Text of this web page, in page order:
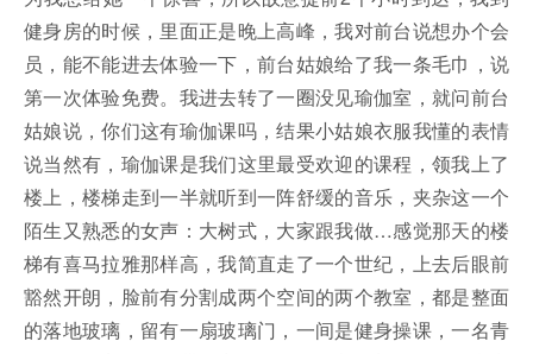
健身房的时候，里面正是晚上高峰，我对前台说想办个会
员，能不能进去体验一下，前台姑娘给了我一条毛巾，说
第一次体验免费。我进去转了一圈没见瑜伽室，就问前台
姑娘说，你们这有瑜伽课吗，结果小姑娘衣服我懂的表情
说当然有，瑜伽课是我们这里最受欢迎的课程，领我上了
楼上，楼梯走到一半就听到一阵舒缓的音乐，夹杂这一个
陌生又熟悉的女声：大树式，大家跟我做…感觉那天的楼
梯有喜马拉雅那样高，我简直走了一个世纪，上去后眼前
豁然开朗，脸前有分割成两个空间的两个教室，都是整面
的落地玻璃，留有一扇玻璃门，一间是健身操课，一名青